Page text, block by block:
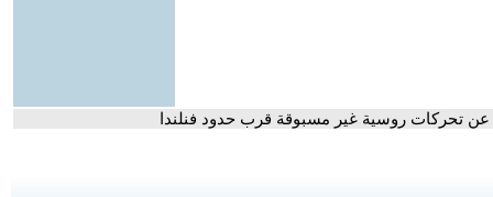
تحركات روسية غير مسبوقة قرب حدود فنلندا